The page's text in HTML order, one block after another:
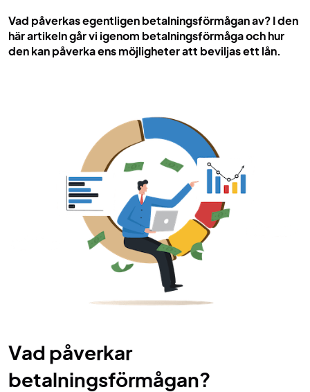
Vad påverkas egentligen betalningsförmågan av? I den
här artikeln går vi igenom betalningsförmåga och hur
den kan påverka ens möjligheter att beviljas ett lån.
Vad påverkar
betalningsförmågan?